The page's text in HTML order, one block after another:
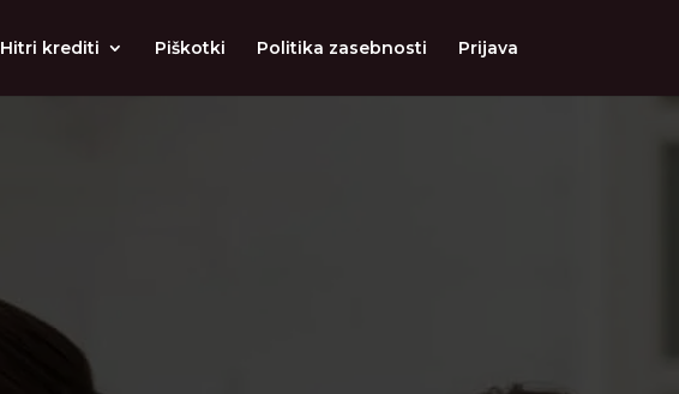
Hitri krediti Piškotki Politika zasebnosti Prijava